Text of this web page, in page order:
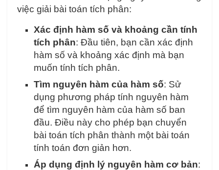
việc giải bài toán tích phân:
Xác định hàm số và khoảng cần tính
tích phân: Đầu tiên, bạn cần xác định
hàm số và khoảng xác định mà bạn
muốn tính tích phân.
Tìm nguyên hàm của hàm số: Sử
dụng phương pháp tính nguyên hàm
để tìm nguyên hàm của hàm số ban
đầu. Điều này cho phép bạn chuyển
bài toán tích phân thành một bài toán
tính toán đơn giản hơn.
Áp dụng định lý nguyên hàm cơ bản: